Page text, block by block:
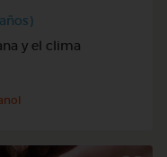
y el clima